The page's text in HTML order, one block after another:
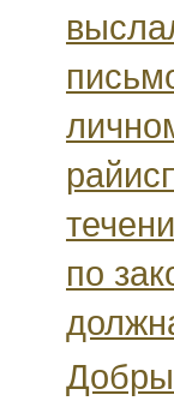
по